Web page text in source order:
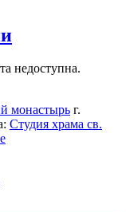
недоступна.
монастырь г.
Студия храма св.